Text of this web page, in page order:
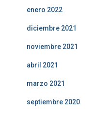
enero 2022
diciembre 2021
noviembre 2021
abril 2021
marzo 2021
septiembre 2020